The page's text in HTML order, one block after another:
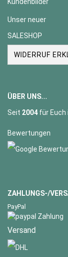
Kundenbilder
Unser neuer
SALESHOP
WIDERRUF
ÜBER UNS...
Seit 2004 für Euch
Bewertungen
ZAHLUNGS-/
PayPal
Versand